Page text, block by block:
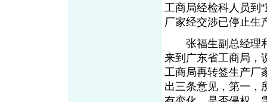
工商局经检科人员到
厂家经交涉已停止生
张福生副总经理和
来到广东省工商局，
工商局再转签生产厂
出三条意见，第一，